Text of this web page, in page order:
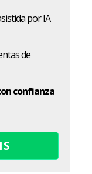
por IA
de
confianza